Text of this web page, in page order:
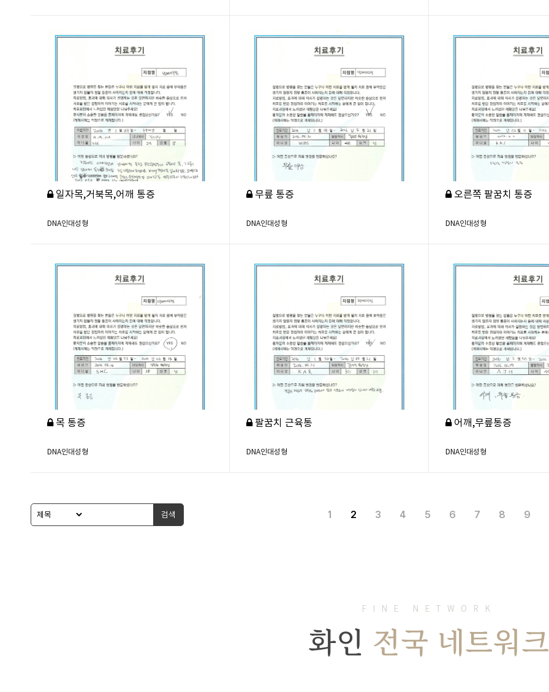
일자목,거북목,어깨 통증
DNA인대성형
무릎 통증
DNA인대성형
오른쪽 팔꿈치 통증
DNA인대성형
목 통증
DNA인대성형
팔꿈치 근육통
DNA인대성형
어깨,무릎통증
DNA인대성형
검색 1 2 3 4 5 6 7 8 9
FINE NETWORK
화인 전국 네트워크